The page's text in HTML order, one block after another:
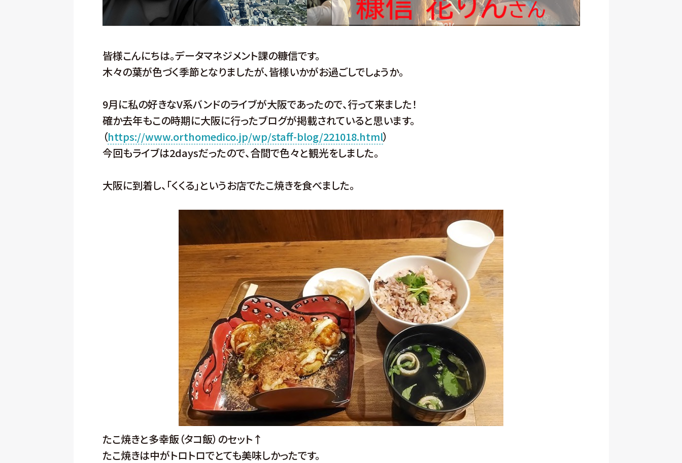
皆様こんにちは。データマネジメント課の糠信です。
木々の葉が色づく季節となりましたが、皆様いかがお過ごしでしょうか。
9月に私の好きなV系バンドのライブが大阪であったので、行って来ました！
確か去年もこの時期に大阪に行ったブログが掲載されていると思います。
（https://www.orthomedico.jp/wp/staff-blog/221018.html）
今回もライブは2daysだったので、合間で色々と観光をしました。
大阪に到着し、「くくる」というお店でたこ焼きを食べました。
たこ焼きと多幸飯（タコ飯）のセット↑
たこ焼きは中がトロトロでとても美味しかったです。